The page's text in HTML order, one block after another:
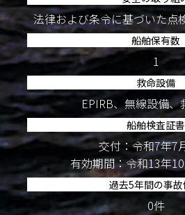
法律および条令に基づいた点
船舶保有数
1
救命設備
EPIRB、無線設備、
船舶検査証書
交付：令和7年7
有効期間：令和13年
過去5年間の事故
0件